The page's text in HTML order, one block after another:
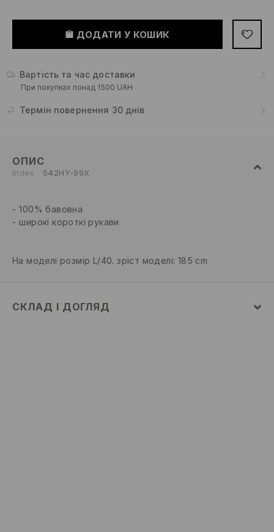
ДОДАТИ У КОШИК
Вартість та час доставки
При покупках понад 1500 UAH
Термін повернення 30 днів
ОПИС
Index 542HY-99X
100% бавовна
широкі короткі рукави
На моделі розмір L/40. зріст моделі: 185 cm
СКЛАД І ДОГЛЯД